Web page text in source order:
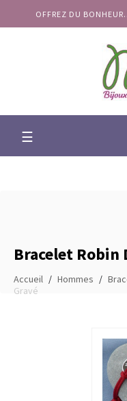
OFFREZ DU
Basculer
☰
Bracelet Robin
Accueil Hommes
Gravé